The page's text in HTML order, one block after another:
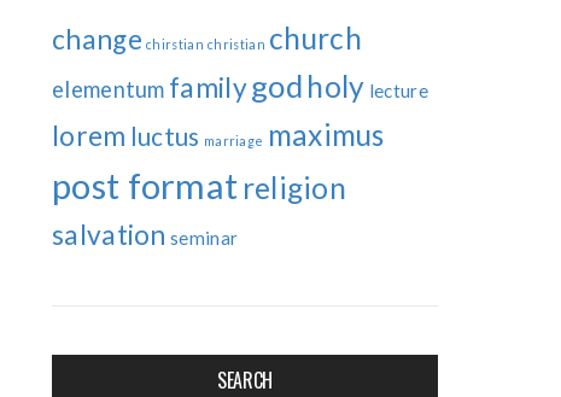
change chirstian christian church
elementum familygod holy lecture
lorem luctus marriage maximus
post format religion
salvation seminar
SEARCH